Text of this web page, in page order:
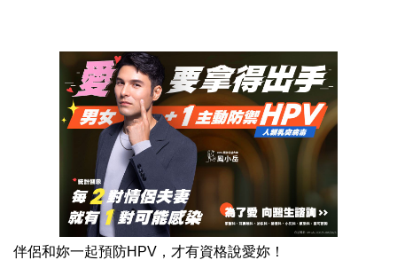
伴侶和妳一起預防HPV，才有資格說愛妳！